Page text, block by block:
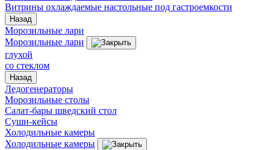
Витрины охлаждаемые настольные под гастроемкости
Назад
Морозильные лари
Морозильные лари
глухой
со стеклом
Назад
Ледогенераторы
Морозильные столы
Салат-бары шведский стол
Суши-кейсы
Холодильные камеры
Холодильные камеры